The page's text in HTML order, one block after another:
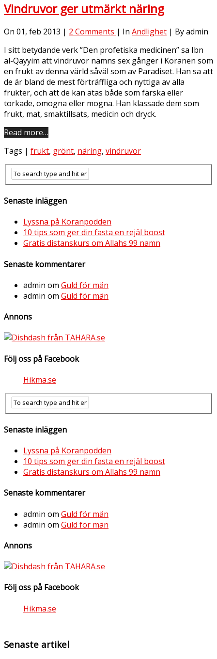
Vindruvor ger utmärkt näring
On 01, feb 2013 | 2 Comments | In Andlighet | By admin
I sitt betydande verk ”Den profetiska medicinen” sa Ibn
al-Qayyim att vindruvor nämns sex gånger i Koranen som
en frukt av denna värld såväl som av Paradiset. Han sa att
de är bland de mest förträffliga och nyttiga av alla
frukter, och att de kan ätas både som färska eller
torkade, omogna eller mogna. Han klassade dem som
frukt, mat, smaktillsats, medicin och dryck.
Read more…
Tags | frukt, grönt, näring, vindruvor
Senaste inläggen
Lyssna på Koranpodden
10 tips som ger din fasta en rejäl boost
Gratis distanskurs om Allahs 99 namn
Senaste kommentarer
admin om Guld för män
admin om Guld för män
Annons
Följ oss på Facebook
Hikma.se
Senaste inläggen
Lyssna på Koranpodden
10 tips som ger din fasta en rejäl boost
Gratis distanskurs om Allahs 99 namn
Senaste kommentarer
admin om Guld för män
admin om Guld för män
Annons
Följ oss på Facebook
Hikma.se
Senaste artikel